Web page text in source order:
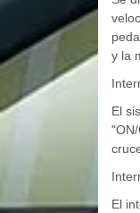
y la
El
El